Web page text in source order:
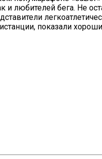
и любителей бега. Не
показали